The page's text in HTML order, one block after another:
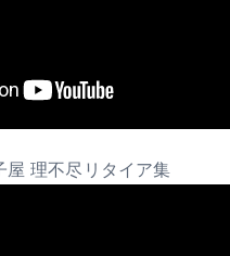
屋 理不尽リタイア集